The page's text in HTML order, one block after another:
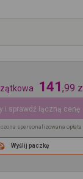
141 ,99
i sprawdź łączną cenę
spersonalizowana
Wyślij paczkę